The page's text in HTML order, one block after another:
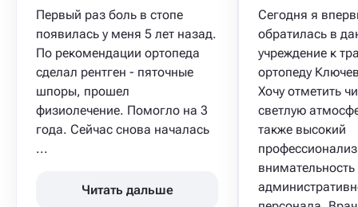
Первый раз боль в стопе
появилась у меня 5 лет назад.
По рекомендации ортопеда
сделал рентген - пяточные
шпоры, прошел
физиолечение. Помогло на 3
года. Сейчас снова началась
...
Читать дальше
Сегодня я
обратилась в
учреждение к
ортопеду
Хочу отметить
светлую
также высокий
внимательность